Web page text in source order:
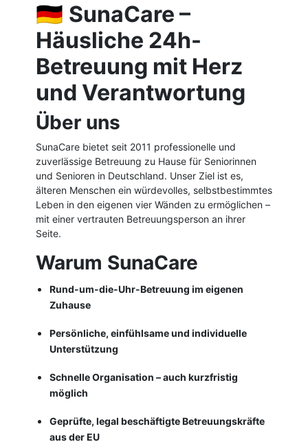
🇩🇪 SunaCare –
Häusliche 24h-
Betreuung mit Herz
und Verantwortung
Über uns
SunaCare bietet seit 2011 professionelle und
zuverlässige Betreuung zu Hause für Seniorinnen
und Senioren in Deutschland. Unser Ziel ist es,
älteren Menschen ein würdevolles, selbstbestimmtes
Leben in den eigenen vier Wänden zu ermöglichen –
mit einer vertrauten Betreuungsperson an ihrer
Seite.
Warum SunaCare
Rund-um-die-Uhr-Betreuung im eigenen
Zuhause
Persönliche, einfühlsame und individuelle
Unterstützung
Schnelle Organisation – auch kurzfristig
möglich
Geprüfte, legal beschäftigte Betreuungskräfte
aus der EU